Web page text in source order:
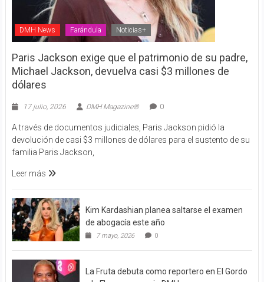
DMH News Farándula Noticias+
Paris Jackson exige que el patrimonio de su padre,
Michael Jackson, devuelva casi $3 millones de
dólares
17 julio, 2026 DMH Magazine® 0
A través de documentos judiciales, Paris Jackson pidió la
devolución de casi $3 millones de dólares para el sustento de su
familia Paris Jackson,
Leer más
Kim Kardashian planea saltarse el examen
de abogacía este año
7 mayo, 2026 0
La Fruta debuta como reportero en El Gordo